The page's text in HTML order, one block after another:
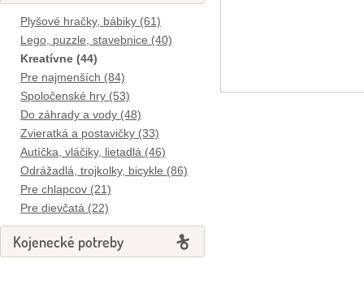
Plyšové hračky, bábiky (61)
Lego, puzzle, stavebnice (40)
Kreatívne (44)
Pre najmenších (84)
Spoločenské hry (53)
Do záhrady a vody (48)
Zvieratká a postavičky (33)
Autíčka, vláčiky, lietadlá (46)
Odrážadlá, trojkolky, bicykle (86)
Pre chlapcov (21)
Pre dievčatá (22)
Kojenecké potreby